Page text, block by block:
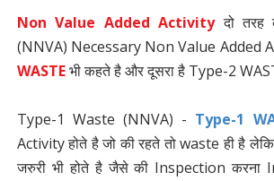
Non Value Added Activityदो तरह
(NNVA) Necessary Non Value Added
WASTEभी कहते है और दूसरा है Type-2
Type-1 Waste (NNVA) - Type-1
Activity होते है जो की रहते तो waste ही है
जरुरी भी होते है जैसे की Inspection